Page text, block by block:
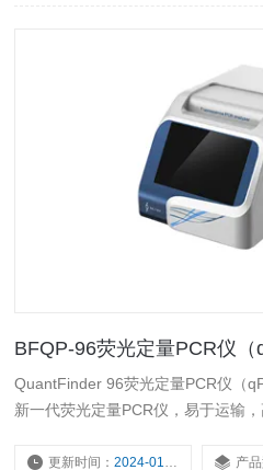
BFQP-96荧光定量PCR仪（
QuantFinder 96荧光定量PCR仪（
新一代荧光定量PCR仪，易于运输
研究、食品检测等领域。
更新时间：2024-01-31 产品